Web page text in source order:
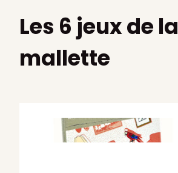
Les 6 jeux de la
mallette